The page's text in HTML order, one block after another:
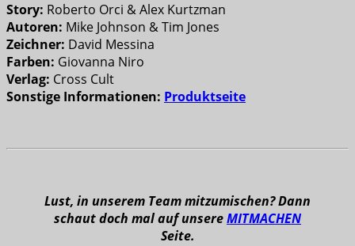
Story: Roberto Orci & Alex Kurtzman
Autoren: Mike Johnson & Tim Jones
Zeichner: David Messina
Farben: Giovanna Niro
Verlag: Cross Cult
Sonstige Informationen: Produktseite
Lust, in unserem Team mitzumischen? Dann
schaut doch mal auf unsereMITMACHEN
Seite.